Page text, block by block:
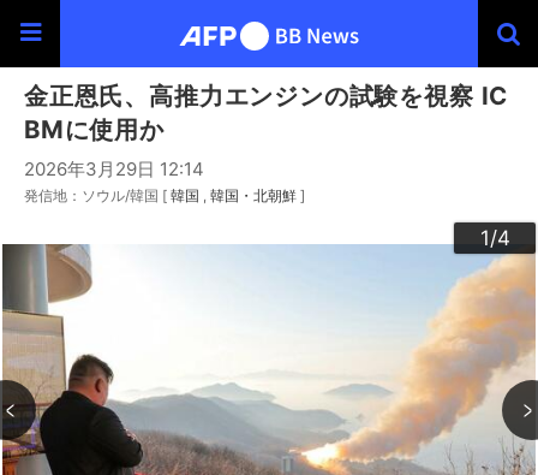
金正恩氏、高推力エンジンの試験を視察 IC
BMに使用か
2026年3月29日 12:14
発信地：ソウル/韓国 [ 韓国 韓国・北朝鮮 ]
1/4
2/4
3/4
4/4